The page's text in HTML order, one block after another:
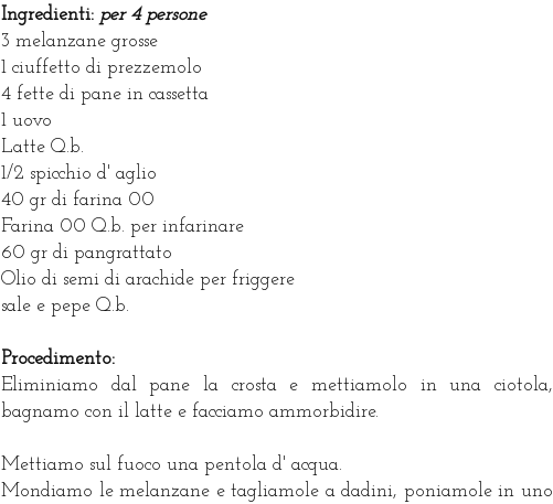
Ingredienti: per 4 persone
3 melanzane grosse
1 ciuffetto di prezzemolo
4 fette di pane in cassetta
1 uovo
Latte Q.b.
1/2 spicchio d' aglio
40 gr di farina 00
Farina 00 Q.b. per infarinare
60 gr di pangrattato
Olio di semi di arachide per friggere
sale e pepe Q.b.
Procedimento:
Eliminiamo dal pane la crosta e mettiamolo in una ciotola,
bagnamo con il latte e facciamo ammorbidire.
Mettiamo sul fuoco una pentola d' acqua.
Mondiamo le melanzane e tagliamole a dadini, poniamole in uno